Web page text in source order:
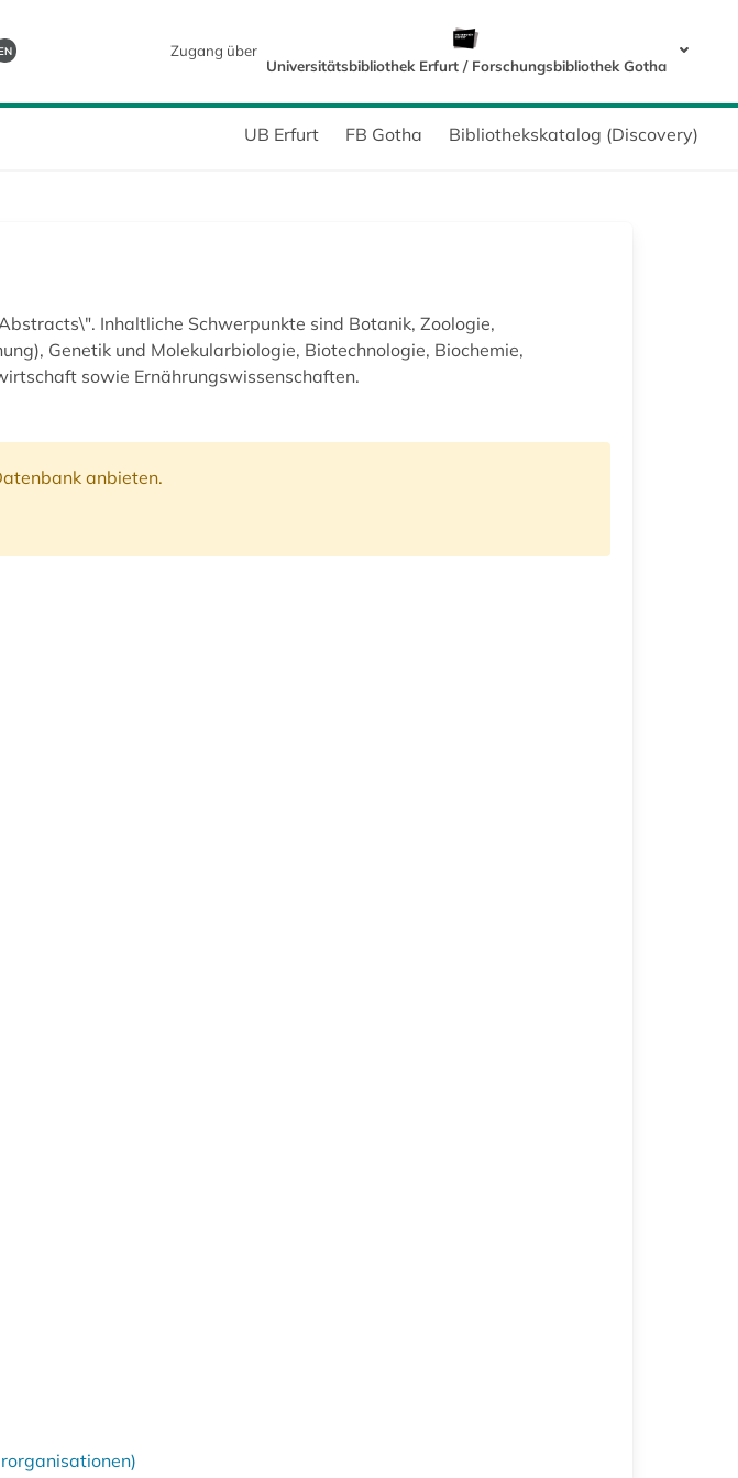
Zugang über
Universitätsbibliothek Erfurt / Forschungsbibliothek Gotha
UB Erfurt FB Gotha Bibliothekskatalog (Discovery)
Inhaltliche Schwerpunkte sind Botanik, Zoologie,
Genetik und Molekularbiologie, Biotechnologie, Biochemie,
sowie Ernährungswissenschaften.
anbieten.